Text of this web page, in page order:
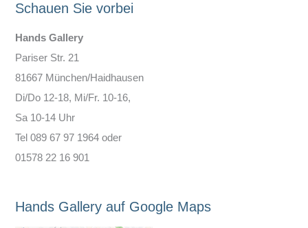
Schauen Sie vorbei
Hands Gallery
Pariser Str. 21
81667 München/Haidhausen
Di/Do 12-18, Mi/Fr. 10-16,
Sa 10-14 Uhr
Tel 089 67 97 1964 oder
01578 22 16 901
Hands Gallery auf Google Maps